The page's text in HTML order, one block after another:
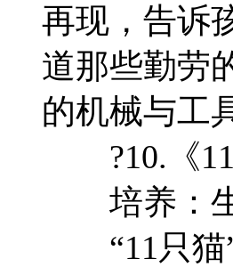
再现，告诉
道那些勤劳
的机械与工
?10.《11
培养：生
“11只猫”